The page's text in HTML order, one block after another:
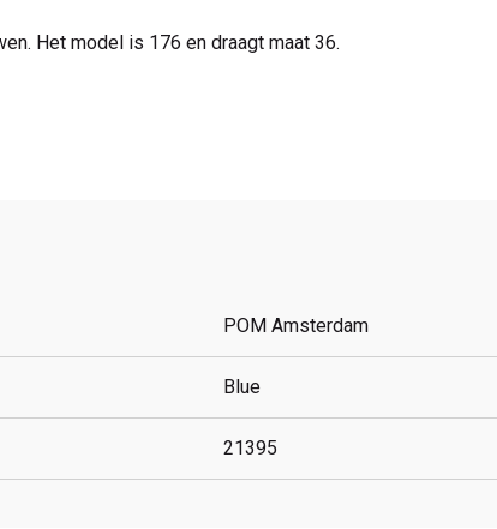
Het model is 176 en draagt maat 36.
POM Amsterdam
Blue
21395